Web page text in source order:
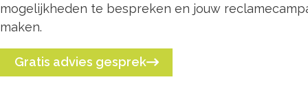
mogelijkheden te bespreken en jouw
maken.
Gratis advies gesprek